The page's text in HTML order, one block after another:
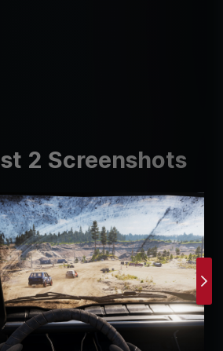
2 Screenshots